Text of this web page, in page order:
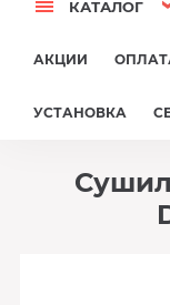
КАТАЛОГ
АКЦИИ
УСТАНОВКА